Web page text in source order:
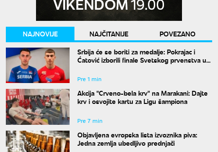
NAJNOVIJE NAJČITANIJE
POVEZANO
Srbija će se boriti za medalje: Pokrajac i
Ćatović izborili finale Svetskog prvenstva u
Pre 1 min
Akcija "Crveno-bela krv" na Marakani: Dajte
krv i osvojite kartu za Ligu šampiona
Pre 7 min
Objavljena evropska lista izvoznika piva:
Jedna zemlja ubedljivo prednjači